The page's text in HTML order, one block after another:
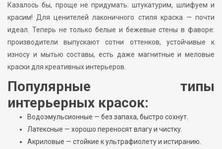
Казалось бы, проще не придумать: штукатурим, шлифуем и
красим! Для ценителей лаконичного стиля краска — почти
идеал. Теперь не только белые и бежевые стены в фаворе:
производители выпускают сотни оттенков, устойчивые к
износу и мытью составы, есть даже магнитные и меловые
краски для креативных интерьеров.
Популярные типы
интерьерных красок:
Водоэмульсионные — без запаха, быстро сохнут.
Латексные — хорошо переносят влагу и чистку.
Акриловые — стойкие к ультрафиолету и истиранию.